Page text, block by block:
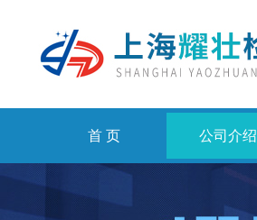
首 页 公司介绍